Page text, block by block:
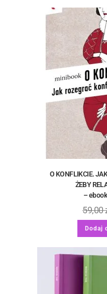
O KONFLIKCIE.
ŻEBY
–
59,00
Dodaj